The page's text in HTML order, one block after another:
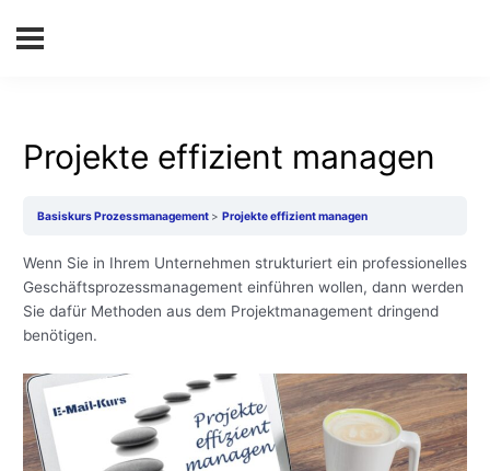
Projekte effizient managen
Basiskurs Prozessmanagement Projekte effizient managen
Wenn Sie in Ihrem Unternehmen strukturiert ein professionelles
Geschäftsprozessmanagement einführen wollen, dann werden
Sie dafür Methoden aus dem Projektmanagement dringend
benötigen.